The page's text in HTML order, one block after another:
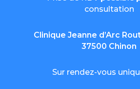
consultation
Clinique Jeanne d’Arc
37500 Chinon
Sur rendez-vous